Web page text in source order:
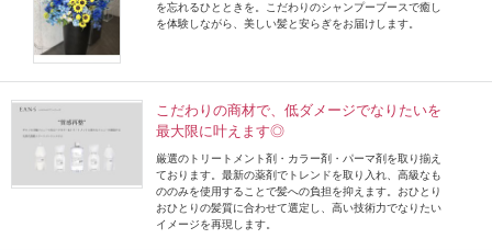
を忘れるひとときを。こだわりのシャンプーブースで癒し
を体験しながら、美しい髪と安らぎをお届けします。
こだわりの商材で、低ダメージでなりたいを
最大限に叶えます◎
厳選のトリートメント剤・カラー剤・パーマ剤を取り揃え
ております。最新の薬剤でトレンドを取り入れ、高級なも
ののみを使用することで髪への負担を抑えます。おひとり
おひとりの髪質に合わせて選定し、高い技術力でなりたい
イメージを再現します。